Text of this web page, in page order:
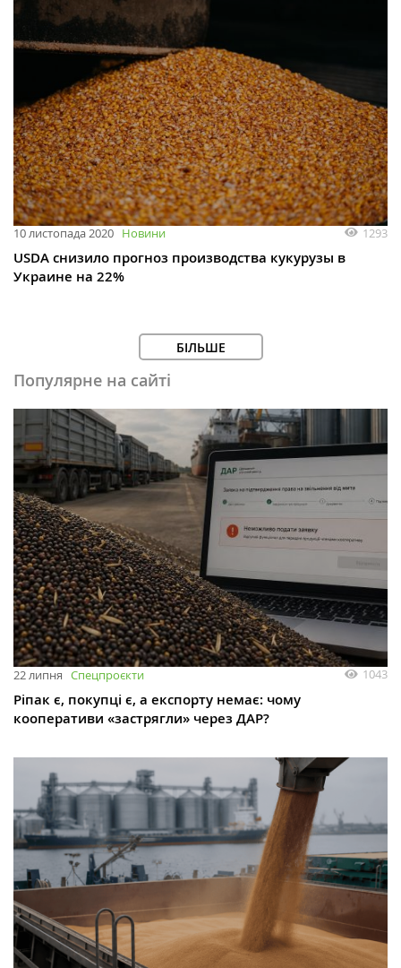
10 листопада 2020 Новини 1293
USDA снизило прогноз производства кукурузы в
Украине на 22%
БІЛЬШЕ
Популярне на сайті
22 липня Спецпроєкти 1043
Ріпак є, покупці є, а експорту немає: чому
кооперативи «застрягли» через ДАР?